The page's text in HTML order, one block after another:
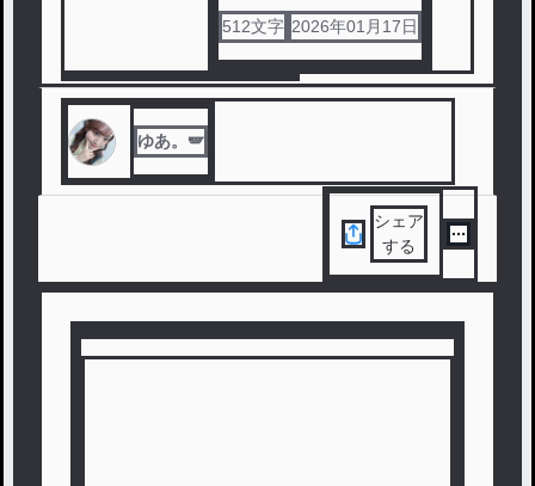
512文字 2026年01月17日
#創作 #Girls² #ガールズガールズ
ゆあ。🪽
シェア
する